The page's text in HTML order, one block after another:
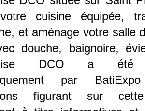
cuisine équipée,
et aménage votre salle
douche, baignoire,
DCO a été
par
figurant sur